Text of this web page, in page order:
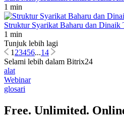
1 min
Struktur Syarikat Baharu dan Dinaik
1 min
Tunjuk lebih lagi
1 23456...14
Selami lebih dalam Bitrix24
alat
Webinar
glosari
Free. Unlimited.